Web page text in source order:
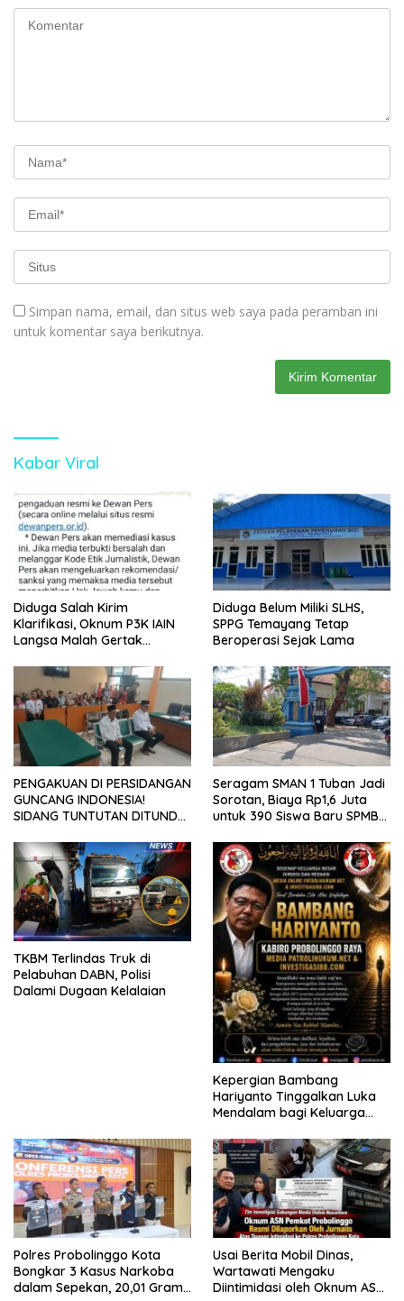
Simpan nama, email, dan situs web saya pada peramban ini
untuk komentar saya berikutnya.
Kabar Viral
Diduga Salah Kirim
Klarifikasi, Oknum P3K IAIN
Langsa Malah Gertak
Diduga Belum Miliki SLHS,
SPPG Temayang Tetap
Beroperasi Sejak Lama
PENGAKUAN DI PERSIDANGAN
GUNCANG INDONESIA!
SIDANG TUNTUTAN DITUNDA,
MENGAMUK DI PN MALANG
Seragam SMAN 1 Tuban Jadi
Sorotan, Biaya Rp1,6 Juta
untuk 390 Siswa Baru SPMB
TKBM Terlindas Truk di
Pelabuhan DABN, Polisi
Dalami Dugaan Kelalaian
Kepergian Bambang
Hariyanto Tinggalkan Luka
Mendalam bagi Keluarga
Polres Probolinggo Kota
Bongkar 3 Kasus Narkoba
dalam Sepekan, 20,01 Gram
Usai Berita Mobil Dinas,
Wartawati Mengaku
Diintimidasi oleh Oknum ASN